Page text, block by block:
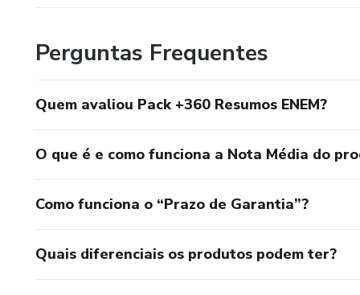
Perguntas Frequentes
Quem avaliou Pack +360 Resumos ENEM?
O que é e como funciona a Nota Média do
Como funciona o “Prazo de Garantia”?
Quais diferenciais os produtos podem ter?